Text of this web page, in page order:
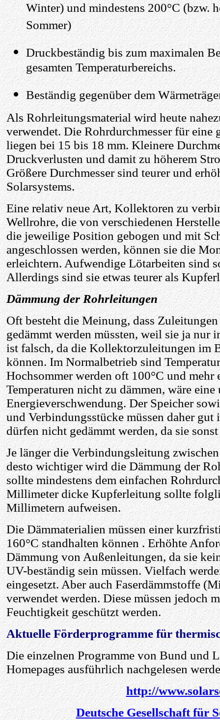
Winter) und mindestens 200°C (bzw.
Sommer)
Druckbeständig bis zum maximalen
gesamten Temperaturbereichs.
Beständig gegenüber dem
Als Rohrleitungsmaterial wird heute
verwendet. Die Rohrdurchmesser für eine
liegen bei 15 bis 18 mm. Kleinere
Druckverlusten und damit zu höherem
Größere Durchmesser sind teurer und
Solarsystems.
Eine relativ neue Art, Kollektoren zu
Wellrohre, die von verschiedenen
die jeweilige Position gebogen und mit
angeschlossen werden, können sie die
erleichtern. Aufwendige Lötarbeiten sind
Allerdings sind sie etwas teurer als
Dämmung der Rohrleitungen
Oft besteht die Meinung, dass
gedämmt werden müssten, weil sie ja nur
ist falsch, da die Kollektorzuleitungen im
können. Im Normalbetrieb sind
Hochsommer werden oft 100°C und mehr
Temperaturen nicht zu dämmen, wäre eine
Energieverschwendung. Der Speicher
und Verbindungsstücke müssen daher
dürfen nicht gedämmt werden, da sie
Je länger die Verbindungsleitung
desto wichtiger wird die Dämmung der
sollte mindestens dem einfachen
Millimeter dicke Kupferleitung sollte
Millimetern aufweisen.
Die Dämmaterialien müssen einer
160°C standhalten können . Erhöhte
Dämmung von Außenleitungen, da sie
UV-beständig sein müssen. Vielfach
eingesetzt. Aber auch Faserdämmstoffe
verwendet werden. Diese müssen jedoch
Feuchtigkeit geschützt werden.
Aktuelle Förderprogramme für
Die einzelnen Programme von Bund und
Homepages ausführlich nachgelesen
http://
Deutsche Gesellschaft für